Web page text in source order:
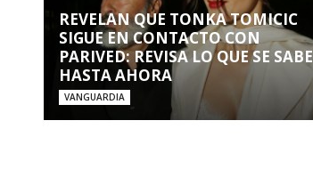
REVELAN QUE TONKA TOMICIC
SIGUE EN CONTACTO CON
PARIVED: REVISA LO QUE SE SABE
HASTA AHORA
VANGUARDIA